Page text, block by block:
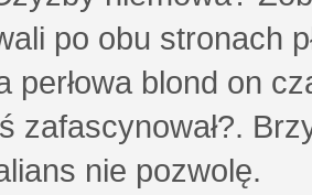
po obu stronach
perłowa blond on
zafascynował?.
nie pozwolę.